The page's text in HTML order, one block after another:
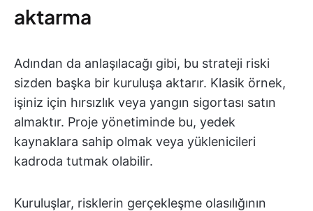
aktarma
Adından da anlaşılacağı gibi, bu strateji riski
sizden başka bir kuruluşa aktarır. Klasik örnek,
işiniz için hırsızlık veya yangın sigortası satın
almaktır. Proje yönetiminde bu, yedek
kaynaklara sahip olmak veya yüklenicileri
kadroda tutmak olabilir.
Kuruluşlar, risklerin gerçekleşme olasılığının